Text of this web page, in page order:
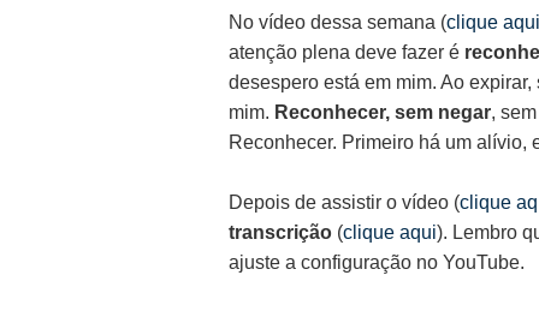
No vídeo dessa semana (clique aqui
atenção plena deve fazer é
desespero está em mim. Ao
mim. Reconhecer, sem negar,
Reconhecer. Primeiro há um alívio,
Depois de assistir o vídeo (clique
transcrição (clique aqui). Lembro
ajuste a configuração no YouTube.